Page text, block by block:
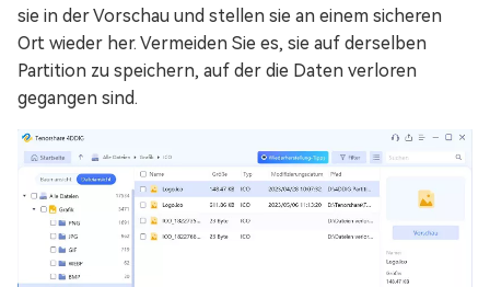
sie in der Vorschau und stellen sie an einem sicheren
Ort wieder her. Vermeiden Sie es, sie auf derselben
Partition zu speichern, auf der die Daten verloren
gegangen sind.